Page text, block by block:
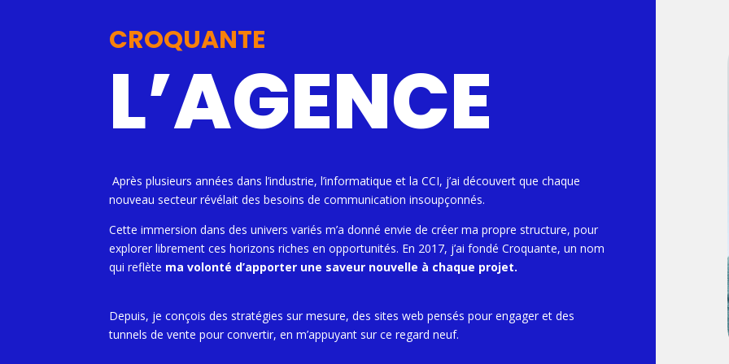
CROQUANTE
L’AGENCE
Après plusieurs années dans l’industrie, l’informatique et la CCI, j’ai découvert que chaque
nouveau secteur révélait des besoins de communication insoupçonnés.
Cette immersion dans des univers variés m’a donné envie de créer ma propre structure, pour
explorer librement ces horizons riches en opportunités. En 2017, j’ai fondé Croquante, un nom
qui reflète ma volonté d’apporter une saveur nouvelle à chaque projet.
Depuis, je conçois des stratégies sur mesure, des sites web pensés pour engager et des
tunnels de vente pour convertir, en m’appuyant sur ce regard neuf.